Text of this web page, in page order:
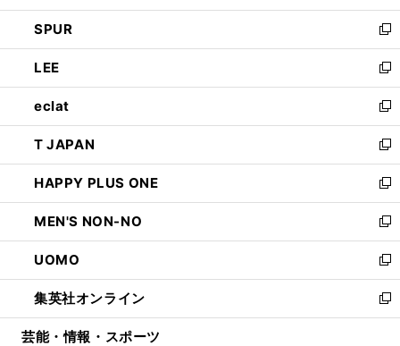
ウ
で
開
く
ン
ド
ウ
で
開
く
ウ
ィ
ン
ド
ウ
で
開
く
し
い
ウ
ィ
ン
ド
ウ
で
開
く
SPUR
新
し
い
ウ
ィ
ン
ド
ウ
で
開
く
LEE
新
し
い
ウ
ィ
ン
ド
ウ
で
開
く
eclat
新
し
い
ウ
ィ
ン
ド
ウ
で
開
く
T JAPAN
新
し
い
ウ
ィ
ン
ド
ウ
で
開
HAPPY PLUS ONE
新
し
い
ウ
ィ
ン
ド
ウ
MEN'S NON-NO
新
し
い
ウ
ィ
ン
UOMO
新
し
い
ウ
集英社オンライン
新
し
芸能・情報・スポーツ